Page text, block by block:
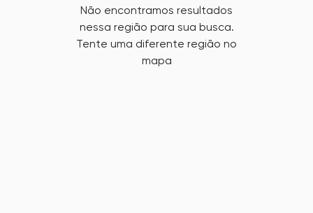
Não encontramos resultados
nessa região para sua busca.
Tente uma diferente região no
mapa